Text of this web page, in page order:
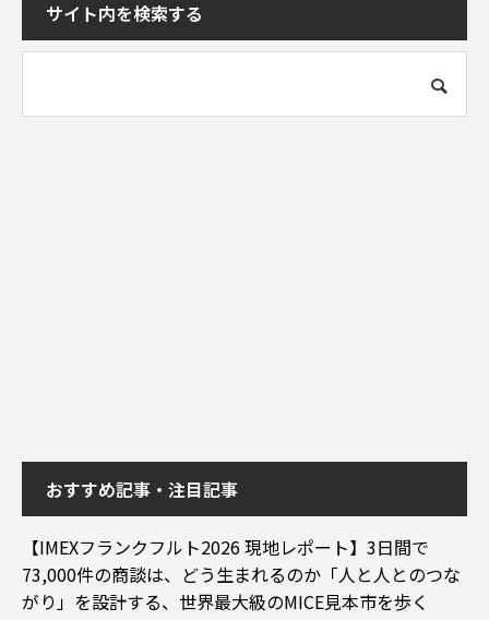
サイト内を検索する
おすすめ記事・注目記事
【IMEXフランクフルト2026 現地レポート】3日間で
73,000件の商談は、どう生まれるのか「人と人とのつな
がり」を設計する、世界最大級のMICE見本市を歩く